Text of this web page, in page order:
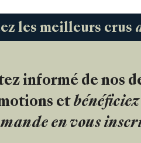
les meilleurs crus
informé de nos
et
en vous